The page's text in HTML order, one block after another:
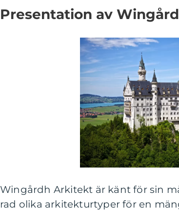
Presentation av
Wingårdh Arkitekt är känt för sin
rad olika arkitekturtyper för en